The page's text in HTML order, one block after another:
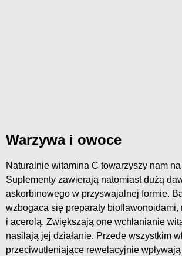
Warzywa i owoce
Naturalnie witamina C towarzyszy nam
Suplementy zawierają natomiast dużą
askorbinowego w przyswajalnej formie.
wzbogaca się preparaty bioflawonoidami,
i acerolą. Zwiększają one wchłanianie
nasilają jej działanie. Przede wszystkim
przeciwutleniające rewelacyjnie